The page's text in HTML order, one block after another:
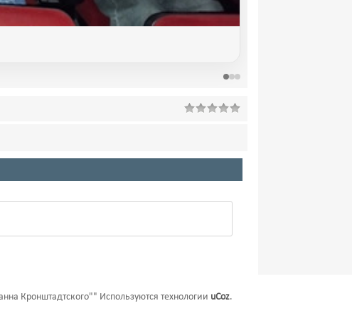
Кронштадтского"" Используются технологии uCoz.